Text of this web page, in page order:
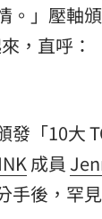
」壓軸頒
，直呼：
發「10大
成員
手後，罕